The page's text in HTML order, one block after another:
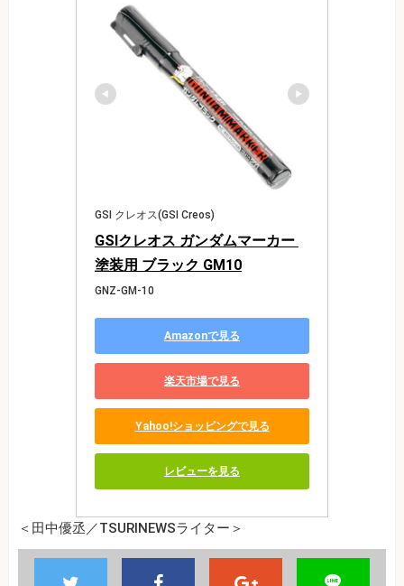
GSI クレオス(GSI Creos)
GSIクレオス ガンダムマーカー
塗装用 ブラック GM10
GNZ-GM-10
Amazonで見る
楽天市場で見る
Yahoo!ショッピングで見る
レビューを見る
＜田中優丞／TSURINEWSライター＞